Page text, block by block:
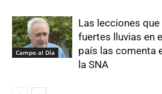
Campo al Día
Las lecciones
fuertes lluvias en
país las comenta
la SNA